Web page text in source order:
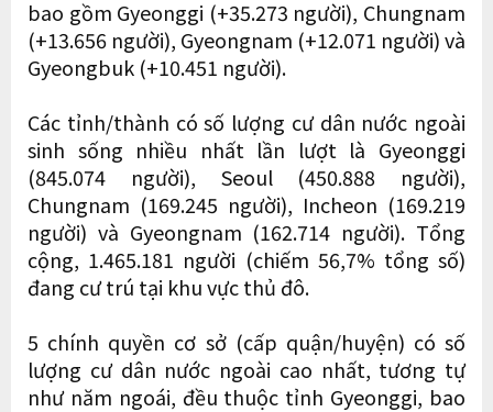
bao gồm Gyeonggi (+35.273 người), Chungnam
(+13.656 người), Gyeongnam (+12.071 người) và
Gyeongbuk (+10.451 người).
Các tỉnh/thành có số lượng cư dân nước ngoài
sinh sống nhiều nhất lần lượt là Gyeonggi
(845.074 người), Seoul (450.888 người),
Chungnam (169.245 người), Incheon (169.219
người) và Gyeongnam (162.714 người). Tổng
cộng, 1.465.181 người (chiếm 56,7% tổng số)
đang cư trú tại khu vực thủ đô.
5 chính quyền cơ sở (cấp quận/huyện) có số
lượng cư dân nước ngoài cao nhất, tương tự
như năm ngoái, đều thuộc tỉnh Gyeonggi, bao